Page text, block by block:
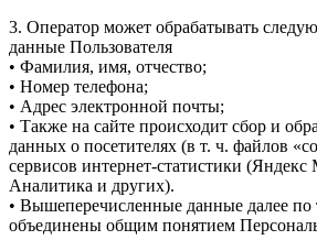
3. Оператор может обрабатывать
данные Пользователя
• Фамилия, имя, отчество;
• Номер телефона;
• Адрес электронной почты;
• Также на сайте происходит сбор и
данных о посетителях (в т. ч. файлов
сервисов интернет-статистики (Яндекс
Аналитика и других).
• Вышеперечисленные данные далее по
объединены общим понятием